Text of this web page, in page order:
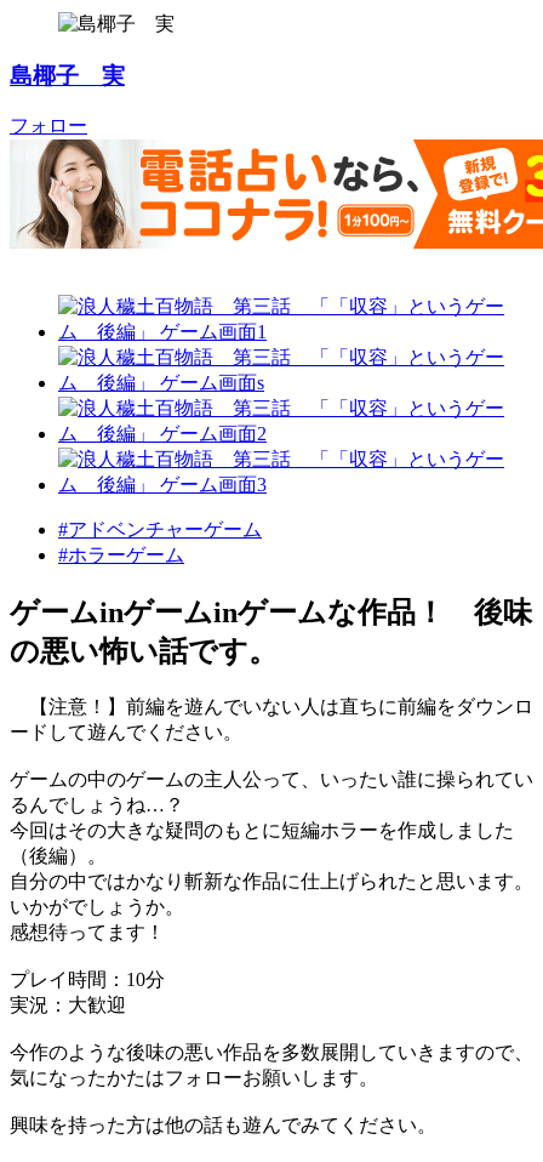
島椰子 実
フォロー
#アドベンチャーゲーム
#ホラーゲーム
ゲームinゲームinゲームな作品！ 後味
の悪い怖い話です。
【注意！】前編を遊んでいない人は直ちに前編をダウンロ
ードして遊んでください。
ゲームの中のゲームの主人公って、いったい誰に操られてい
るんでしょうね…？
今回はその大きな疑問のもとに短編ホラーを作成しました
（後編）。
自分の中ではかなり斬新な作品に仕上げられたと思います。
いかがでしょうか。
感想待ってます！
プレイ時間：10分
実況：大歓迎
今作のような後味の悪い作品を多数展開していきますので、
気になったかたはフォローお願いします。
興味を持った方は他の話も遊んでみてください。